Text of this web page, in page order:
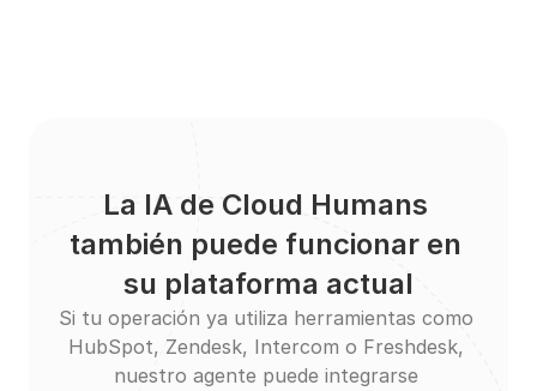
La IA de Cloud Humans
también puede funcionar en
su plataforma actual
Si tu operación ya utiliza herramientas como
HubSpot, Zendesk, Intercom o Freshdesk,
nuestro agente puede integrarse